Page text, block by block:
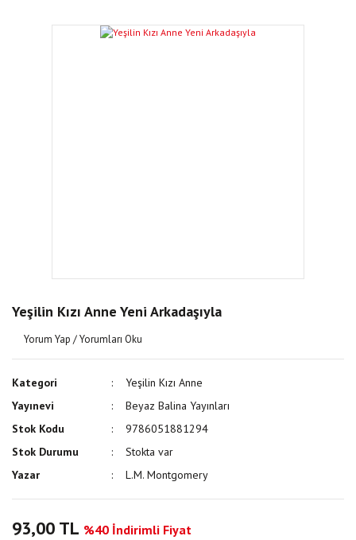
Yeşilin Kızı Anne Yeni Arkadaşıyla
Yorum Yap / Yorumları Oku
Kategori
Yeşilin Kızı Anne
Yayınevi
Beyaz Balina Yayınları
Stok Kodu
9786051881294
Stok Durumu
Stokta var
Yazar
L.M. Montgomery
93,00 TL %40 İndirimli Fiyat